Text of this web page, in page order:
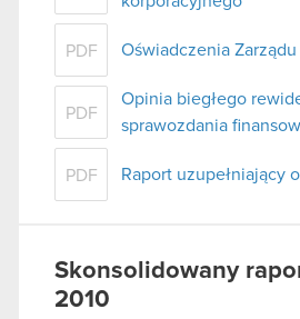
PDF Oświadczenia Zarządu
PDF
Opinia biegłego
sprawozdania
PDF Raport uzupełniający
Skonsolidowany
2010